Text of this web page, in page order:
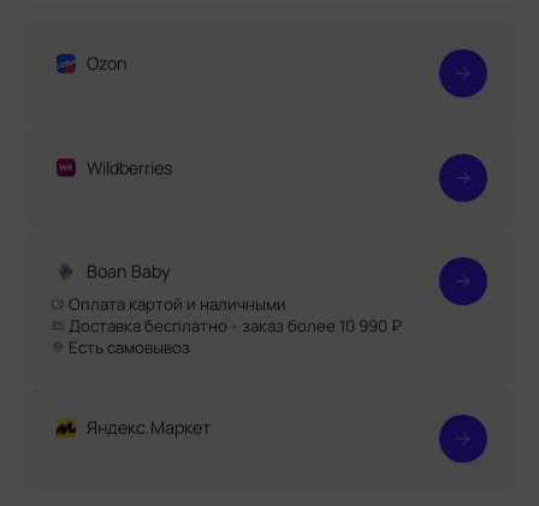
Ozon
Wildberries
Boan Baby
Оплата картой и наличными
Доставка бесплатно - заказ более 10 990 ₽
Есть самовывоз
Яндекс.Маркет